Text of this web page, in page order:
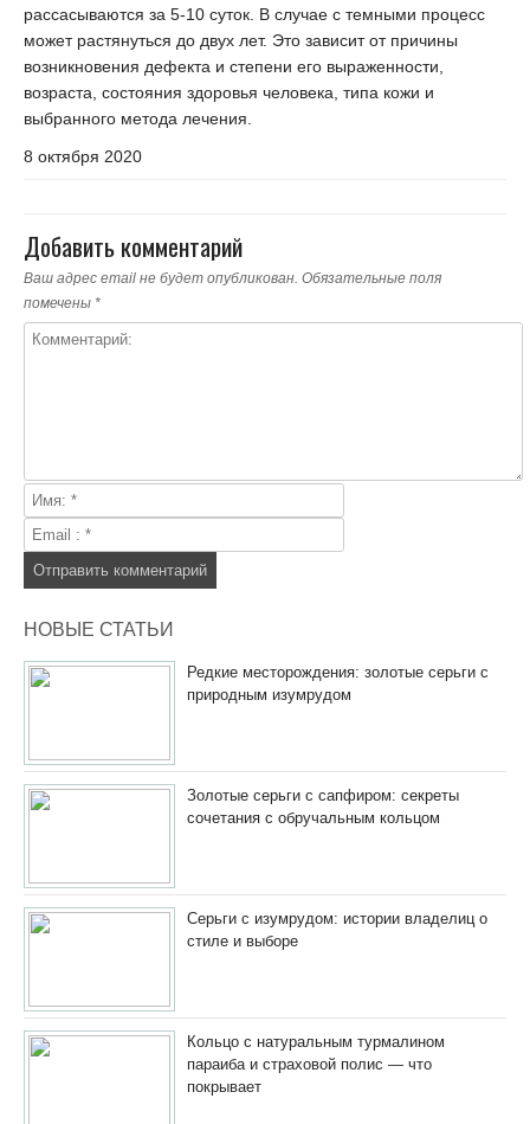
рассасываются за 5-10 суток. В случае с темными процесс
может растянуться до двух лет. Это зависит от причины
возникновения дефекта и степени его выраженности,
возраста, состояния здоровья человека, типа кожи и
выбранного метода лечения.
8 октября 2020
Добавить комментарий
Ваш адрес email не будет опубликован. Обязательные поля
помечены *
НОВЫЕ СТАТЬИ
Редкие месторождения: золотые серьги с
природным изумрудом
Золотые серьги с сапфиром: секреты
сочетания с обручальным кольцом
Серьги с изумрудом: истории владелиц о
стиле и выборе
Кольцо с натуральным турмалином
параиба и страховой полис — что
покрывает